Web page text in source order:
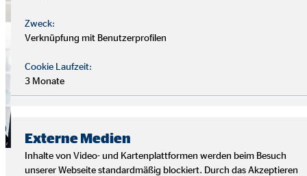
»OVB Excellence 2027«
Zweck:
Verknüpfung mit Benutzerprofilen
Cookie Laufzeit:
3 Monate
Externe Medien
Inhalte von Video- und Kartenplattformen werden beim Besuch
unserer Webseite standardmäßig blockiert. Durch das Akzeptieren